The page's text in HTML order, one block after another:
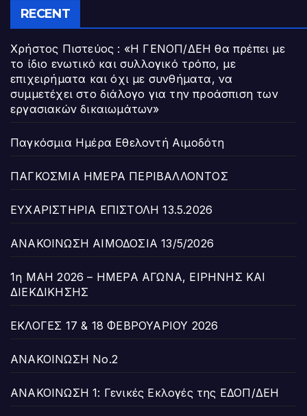
RECENT
Χρήστος Πιστεύος : «Η ΓΕΝΟΠ/ΔΕΗ θα πρέπει με
το ίδιο ενωτικό και συλλογικό τρόπο, με
επιχειρήματα και όχι με συνθήματα, να
συμμετέχει στο διάλογο για την προάσπιση των
εργασιακών δικαιωμάτων»
Παγκόσμια Ημέρα Εθελοντή Αιμοδότη
ΠΑΓΚΟΣΜΙΑ ΗΜΕΡΑ ΠΕΡΙΒΑΛΛΟΝΤΟΣ
ΕΥΧΑΡΙΣΤΗΡΙΑ ΕΠΙΣΤΟΛΗ 13.5.2026
ΑΝΑΚΟΙΝΩΣΗ ΑΙΜΟΔΟΣΙΑ 13/5/2026
1η ΜΑΗ 2026 – ΗΜΕΡΑ ΑΓΩΝΑ, ΕΙΡΗΝΗΣ ΚΑΙ
ΔΙΕΚΔΙΚΗΣΗΣ
ΕΚΛΟΓΕΣ 17 & 18 ΦΕΒΡΟΥΑΡΙΟΥ 2026
ΑΝΑΚΟΙΝΩΣΗ Νο.2
ΑΝΑΚΟΙΝΩΣΗ 1: Γενικές Εκλογές της ΕΔΟΠ/ΔΕΗ